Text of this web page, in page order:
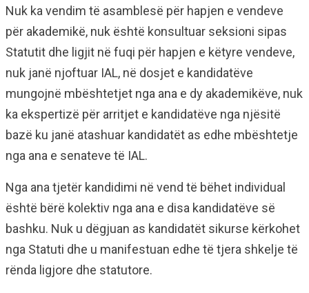
Nuk ka vendim të asamblesë për hapjen e vendeve
për akademikë, nuk është konsultuar seksioni sipas
Statutit dhe ligjit në fuqi për hapjen e këtyre vendeve,
nuk janë njoftuar IAL, në dosjet e kandidatëve
mungojnë mbështetjet nga ana e dy akademikëve, nuk
ka ekspertizë për arritjet e kandidatëve nga njësitë
bazë ku janë atashuar kandidatët as edhe mbështetje
nga ana e senateve të IAL.
Nga ana tjetër kandidimi në vend të bëhet individual
është bërë kolektiv nga ana e disa kandidatëve së
bashku. Nuk u dëgjuan as kandidatët sikurse kërkohet
nga Statuti dhe u manifestuan edhe të tjera shkelje të
rënda ligjore dhe statutore.